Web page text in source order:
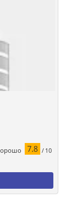
7.8 / 10